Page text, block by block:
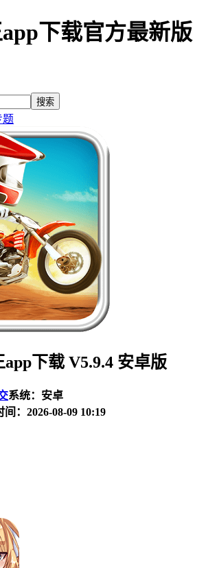
下载官方最新版
题
app下载 V5.9.4 安卓版
系统：安卓
间：2026-08-09 10:19